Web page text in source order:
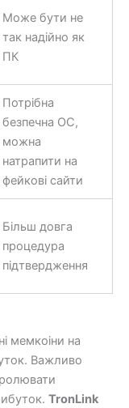
Може бути не
так надійно як
ПК
Потрібна
безпечна ОС,
можна
натрапити на
фейкові сайти
Більш довга
процедура
підтвердження
мемкоіни на
Важливо
TronLink